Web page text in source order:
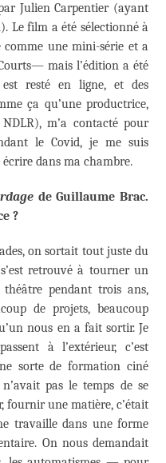
Julien Carpentier (ayant
Le film a été sélectionné à
une mini-série et a
mais l’édition a été
resté en ligne, et des
ça qu’une productrice,
m’a contacté pour
le Covid, je me suis
dans ma chambre.
de Guillaume Brac.
?
on sortait tout juste du
retrouvé à tourner un
pendant trois ans,
de projets, beaucoup
nous en a fait sortir. Je
à l’extérieur, c’est
sorte de formation ciné
pas le temps de se
fournir une matière, c’était
travaille dans une forme
On nous demandait